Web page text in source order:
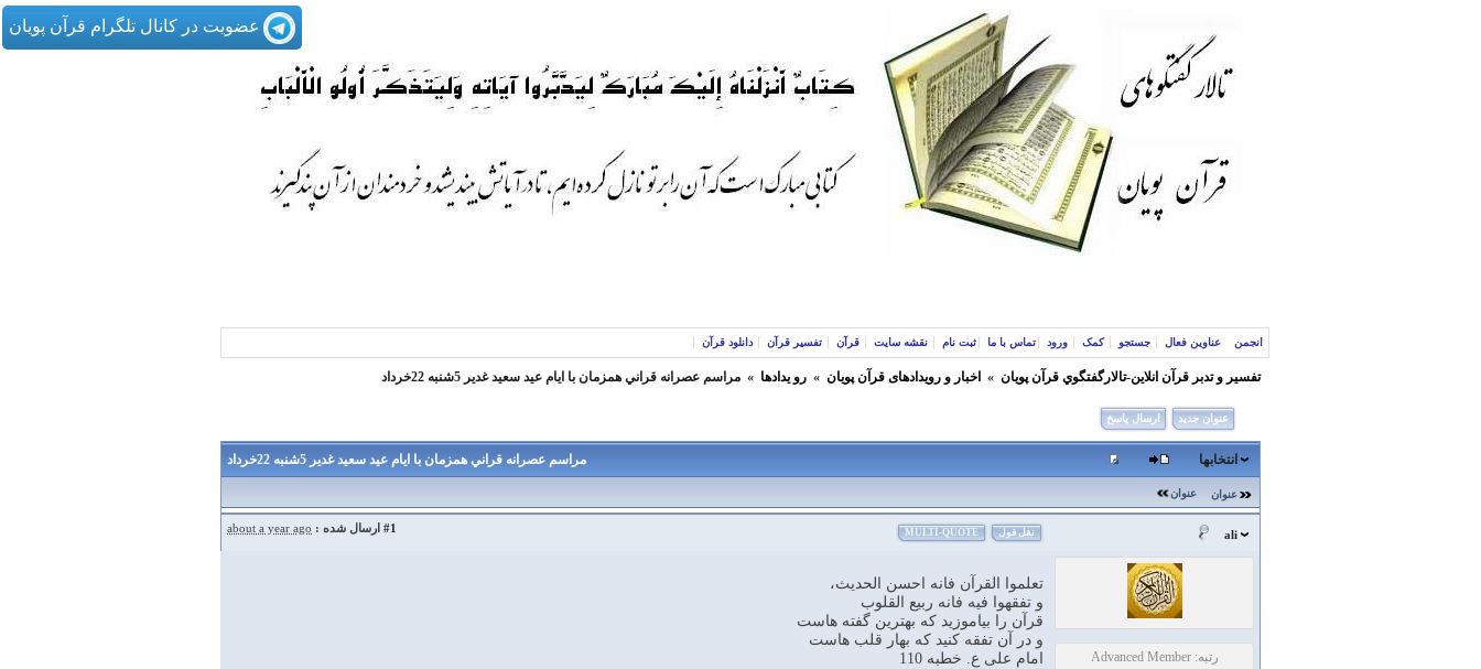
عضویت در کانال تلگرام قرآن پویان
انجمن عناوین فعال جستجو کمک ورود تماس با ما ثبت نام نقشه سایت قرآن تفسیر قرآن دانلود قرآن
تفسير و‌ تدبر قرآن انلاين-تالارگفتگوي قرآن پویان » اخبار و رویدادهای قرآن پویان » رو یدادها » مراسم عصرانه قراني همزمان با ايام عيد سعيد غدير 5شنبه 22خرداد
عنوان جدید ارسال پاسخ
مراسم عصرانه قراني همزمان با ايام عيد سعيد غدير 5شنبه 22خرداد انتخابها
عنوان عنوان
ali
#1 ارسال شده : about a year ago نقل قول MULTI-QUOTE
رتبه: Advanced Member
تعلموا القرآن فانه احسن الحديث،
و تفقهوا فيه فانه ربيع القلوب
قرآن را بياموزيد كه بهترين گفته هاست
و در آن تفقه كنيد كه بهار قلب هاست
امام علی ع. خطبه 110